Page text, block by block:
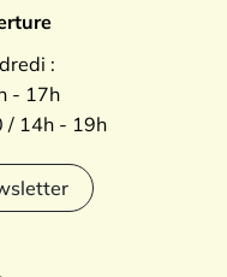
:
- 17h
/ 14h - 19h